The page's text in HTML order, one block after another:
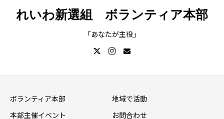
れいわ新選組 ボランティア本部
「あなたが主役」
ボランティア本部 地域で活動
本部主催イベント お問合わせ